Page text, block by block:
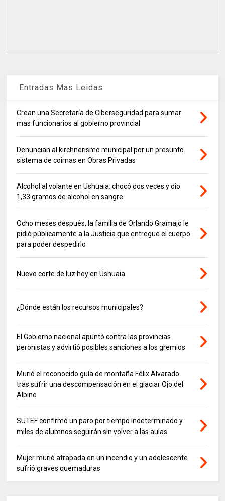
Entradas Mas Leidas
Crean una Secretaría de Ciberseguridad para sumar
mas funcionarios al gobierno provincial
Denuncian al kirchnerismo municipal por un presunto
sistema de coimas en Obras Privadas
Alcohol al volante en Ushuaia: chocó dos veces y dio
1,33 gramos de alcohol en sangre
Ocho meses después, la familia de Orlando Gramajo le
pidió públicamente a la Justicia que entregue el cuerpo
para poder despedirlo
Nuevo corte de luz hoy en Ushuaia
¿Dónde están los recursos municipales?
El Gobierno nacional apuntó contra las provincias
peronistas y advirtió posibles sanciones a los gremios
Murió el reconocido guía de montaña Félix Alvarado
tras sufrir una descompensación en el glaciar Ojo del
Albino
SUTEF confirmó un paro por tiempo indeterminado y
miles de alumnos seguirán sin volver a las aulas
Mujer murió atrapada en un incendio y un adolescente
sufrió graves quemaduras